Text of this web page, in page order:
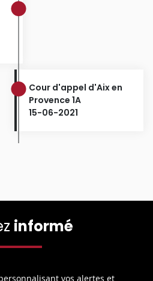
Cour d'appel d'Aix en
Provence 1A
15-06-2021
informé
vos alertes et